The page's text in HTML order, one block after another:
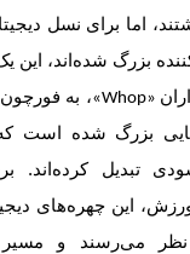
اما برای نسل
بزرگ شده‌اند، این
«Whop»
، به
بزرگ شده است که
تبدیل کرده‌اند.
این چهره‌های
می‌رسند و مسیر